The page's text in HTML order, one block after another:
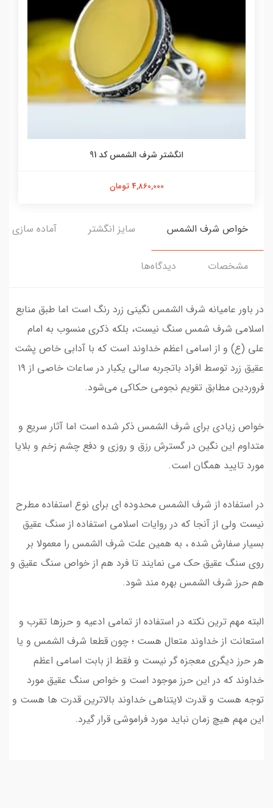
انگشتر شرف الشمس کد 91
4,860,000 تومان
خواص شرف الشمس سایز انگشتر آماده سازی و
مشخصات دیدگاه‌ها
در باور عامیانه شرف الشمس نگینی زرد رنگ است اما طبق منابع
اسلامی شرف شمس سنگ نیست، بلکه ذکری منسوب به امام
علی (ع) و از اسامی اعظم خداوند است که با آدابی خاص پشت
عقیق زرد توسط افراد باتجربه سالی یکبار در ساعات خاصی از ۱۹
فروردین مطابق تقویم‌ نجومی حکاکی می‌شود.
خواص زیادی برای شرف الشمس ذکر شده است اما آثار سریع و
متداوم این نگین در گسترش رزق و روزی و دفع چشم زخم و بلایا
مورد تایید همگان است.
در استفاده از شرف الشمس محدوده ای برای نوع استفاده مطرح
نیست ولی از آنجا که در روایات اسلامی استفاده از سنگ عقیق
بسیار سفارش شده ، به همین علت شرف الشمس را معمولا بر
روی سنگ عقیق حک می نمایند تا فرد هم از خواص سنگ عقیق و
هم حرز شرف الشمس بهره مند شود.
البته مهم ترین نکته در استفاده از تمامی ادعیه و حرزها تقرب و
استعانت از خداوند متعال هست ؛ چون قطعا شرف الشمس و یا
هر حرز دیگری معجزه گر نیست و فقط از بابت اسامی اعظم
خداوند که در این حرز موجود است و خواص سنگ عقیق مورد
توجه هست و قدرت لایتناهی خداوند بالاترین قدرت ها هست و
این مهم هیچ زمان نباید مورد فراموشی قرار گیرد.